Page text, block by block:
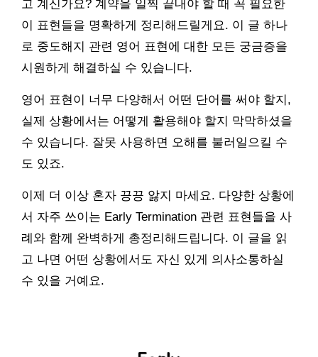
고 계신가요? 계약을 일찍 끝내야 할 때 꼭 필요한
이 표현들을 명확하게 정리해드릴게요. 이 글 하나
로 중도해지 관련 영어 표현에 대한 모든 궁금증을
시원하게 해결하실 수 있습니다.
영어 표현이 너무 다양해서 어떤 단어를 써야 할지,
실제 상황에서는 어떻게 활용해야 할지 막막하셨을
수 있습니다. 잘못 사용하면 오해를 불러일으킬 수
도 있죠.
이제 더 이상 혼자 끙끙 앓지 마세요. 다양한 상황에
서 자주 쓰이는 Early Termination 관련 표현들을 사
례와 함께 완벽하게 총정리해드립니다. 이 글을 읽
고 나면 어떤 상황에서도 자신 있게 의사소통하실
수 있을 거예요.